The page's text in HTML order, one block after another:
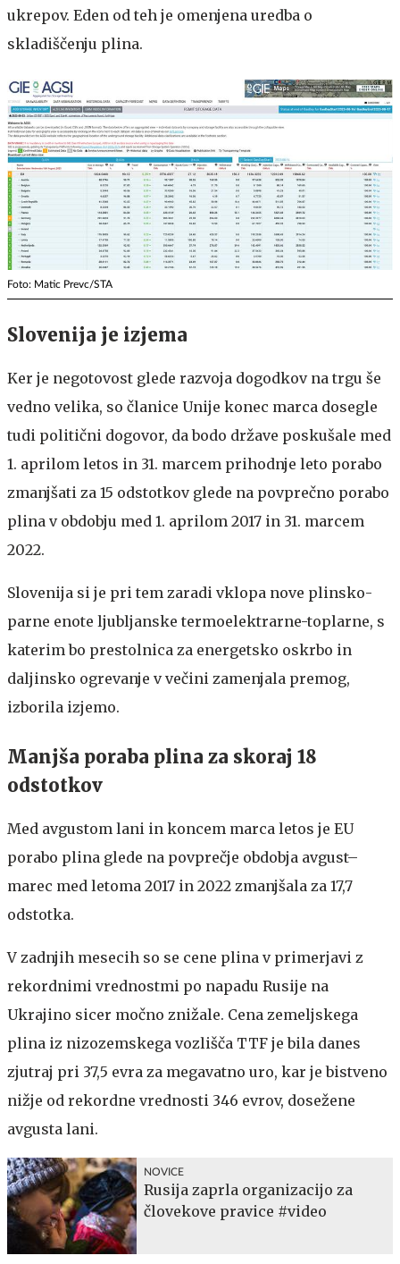
ukrepov. Eden od teh je omenjena uredba o
skladiščenju plina.
Foto: Matic Prevc/STA
Slovenija je izjema
Ker je negotovost glede razvoja dogodkov na trgu še
vedno velika, so članice Unije konec marca dosegle
tudi politični dogovor, da bodo države poskušale med
1. aprilom letos in 31. marcem prihodnje leto porabo
zmanjšati za 15 odstotkov glede na povprečno porabo
plina v obdobju med 1. aprilom 2017 in 31. marcem
2022.
Slovenija si je pri tem zaradi vklopa nove plinsko-
parne enote ljubljanske termoelektrarne-toplarne, s
katerim bo prestolnica za energetsko oskrbo in
daljinsko ogrevanje v večini zamenjala premog,
izborila izjemo.
Manjša poraba plina za skoraj 18
odstotkov
Med avgustom lani in koncem marca letos je EU
porabo plina glede na povprečje obdobja avgust–
marec med letoma 2017 in 2022 zmanjšala za 17,7
odstotka.
V zadnjih mesecih so se cene plina v primerjavi z
rekordnimi vrednostmi po napadu Rusije na
Ukrajino sicer močno znižale. Cena zemeljskega
plina iz nizozemskega vozlišča TTF je bila danes
zjutraj pri 37,5 evra za megavatno uro, kar je bistveno
nižje od rekordne vrednosti 346 evrov, dosežene
avgusta lani.
NOVICE
Rusija zaprla organizacijo za
človekove pravice #video